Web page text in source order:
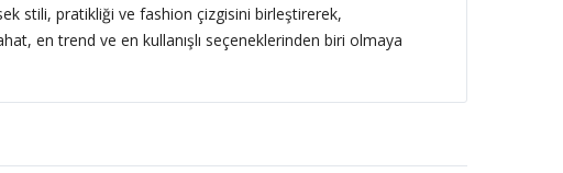
stili, pratikliği ve fashion çizgisini birleştirerek,
en trend ve en kullanışlı seçeneklerinden biri olmaya